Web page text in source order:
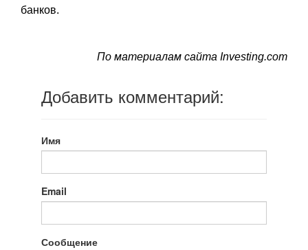
банков.
По материалам сайта Investing.com
Добавить комментарий:
Имя
Email
Сообщение